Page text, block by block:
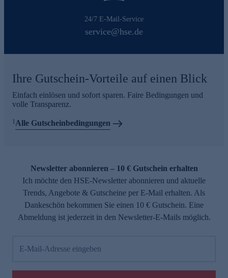
24/7 E-Mail-Service
service@hse.de
Ihre Gutschein-Vorteile auf einen Blick
Einfach einlösen und sofort sparen. Faire Bedingungen und
volle Transparenz.
1 Alle Gutscheinbedingungen
Newsletter abonnieren – 10 € Gutschein erhalten
Ich möchte den HSE-Newsletter abonnieren und aktuelle
Trends, Angebote & Gutscheine per E-Mail erhalten. Als
Dankeschön bekommen Sie einen 10 € Gutschein. Eine
Abmeldung ist jederzeit in den Newsletter-E-Mails möglich.
E-Mail-Adresse eingeben